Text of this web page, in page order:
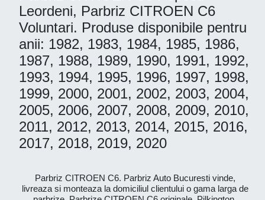
Leordeni, Parbriz CITROEN C6
Voluntari. Produse disponibile pentru
anii: 1982, 1983, 1984, 1985, 1986,
1987, 1988, 1989, 1990, 1991, 1992,
1993, 1994, 1995, 1996, 1997, 1998,
1999, 2000, 2001, 2002, 2003, 2004,
2005, 2006, 2007, 2008, 2009, 2010,
2011, 2012, 2013, 2014, 2015, 2016,
2017, 2018, 2019, 2020
Parbriz CITROEN C6. Parbriz Auto Bucuresti vinde,
livreaza si monteaza la domiciliul clientului o gama larga de